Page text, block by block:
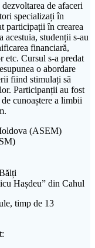
de afaceri
specializați în
participații în crearea
acestuia, studenții s-au
financiară,
etc. Cursul s-a predat
o abordare
fiind stimulați să
Participanții au fost
cunoaștere a limbii
(ASEM)
Hașdeu” din Cahul
timp de 13